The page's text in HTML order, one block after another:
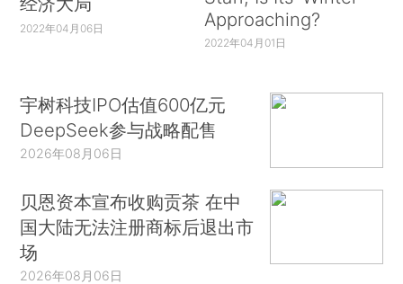
2022年04月06日
Approaching?
2022年04月01日
宇树科技IPO估值600亿元
DeepSeek参与战略配售
2026年08月06日
贝恩资本宣布收购贡茶 在中
国大陆无法注册商标后退出市
场
2026年08月06日